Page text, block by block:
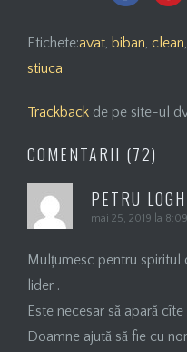
Etichete:avat, biban, clean,
stiuca
Trackback de pe site-ul
COMENTARII (72)
PETRU
mai 25, 2019 la
Mulțumesc pentru spiritul
lider .
Este necesar să apară
Doamne ajută să fie cu